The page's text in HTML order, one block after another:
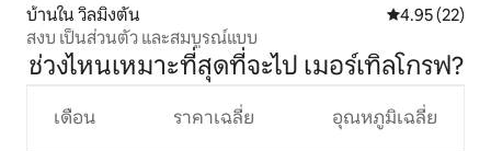
บ้านใน วิลมิงตัน คะแนนเฉลี่ย
4.95 (22)
สงบ เป็นส่วนตัว และสมบูรณ์แบบ
ช่วงไหนเหมาะที่สุดที่จะไป เมอร์เทิลโกรฟ?
เดือน ราคาเฉลี่ย อุณหภูมิเฉลี่ย